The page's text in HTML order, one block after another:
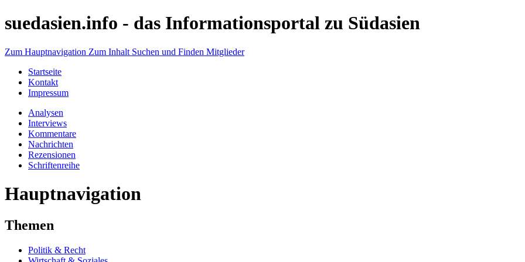
suedasien.info - das Informationsportal zu Südasien
Zum Hauptnavigation Zum Inhalt Suchen und Finden Mitglieder
Startseite
Kontakt
Impressum
Analysen
Interviews
Kommentare
Nachrichten
Rezensionen
Schriftenreihe
Hauptnavigation
Themen
Politik & Recht